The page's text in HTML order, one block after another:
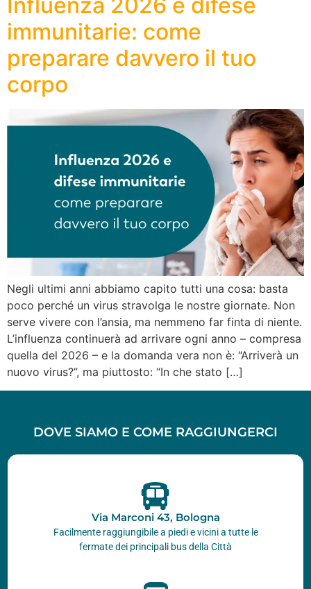
immunitarie: come
preparare davvero il tuo
corpo
Negli ultimi anni abbiamo capito tutti una cosa: basta
poco perché un virus stravolga le nostre giornate. Non
serve vivere con l’ansia, ma nemmeno far finta di niente.
L’influenza continuerà ad arrivare ogni anno – compresa
quella del 2026 – e la domanda vera non è: “Arriverà un
nuovo virus?”, ma piuttosto: “In che stato […]
DOVE SIAMO E COME RAGGIUNGERCI
Via Marconi 43, Bologna
Facilmente raggiungibile a piedi e vicini a tutte le
fermate dei principali bus della Città